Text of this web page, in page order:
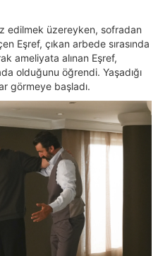
edilmek üzereyken, sofradan
Eşref, çıkan arbede sırasında
ameliyata alınan Eşref,
olduğunu öğrendi. Yaşadığı
görmeye başladı.